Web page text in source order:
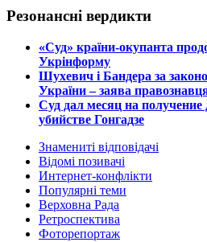
Резонансні вердикти
​«Суд» країни-окупанта
Укрінформу
Шухевич і Бандера за
України – заява
Суд дал месяц на получение
убийстве Гонгадзе
Знамениті відповідачі
Відомі позивачі
Интернет-конфлікти
Популярні теми
Верховна Рада
Ретроспектива
Фоторепортаж